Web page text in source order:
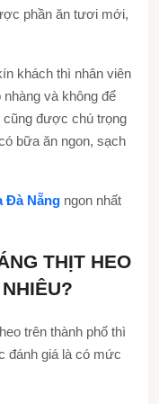
phần ăn tươi mới,
khách thì nhân viên
và không để
cũng được chú trọng
bữa ăn ngon, sạch
Đà Nẵng ngon nhất
THỊT HEO
trên thành phố thì
đánh giá là có mức